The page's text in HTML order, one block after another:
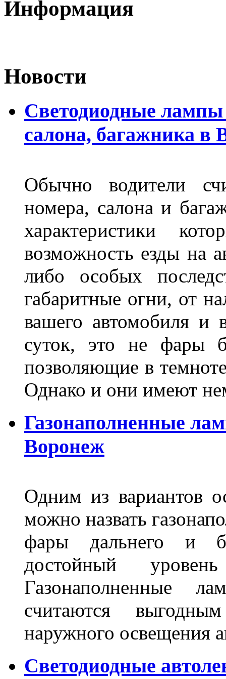
Информация
Новости
Светодиодные лампы
салона, багажника в
Обычно водители
номера, салона и
характеристики
возможность езды на
либо особых
габаритные огни, от
вашего автомобиля и
суток, это не фары
позволяющие в
Однако и они имеют
Газонаполненные
Воронеж
Одним из вариантов
можно назвать
фары дальнего и
достойный
Газонаполненные
считаются
наружного освещения
Светодиодные